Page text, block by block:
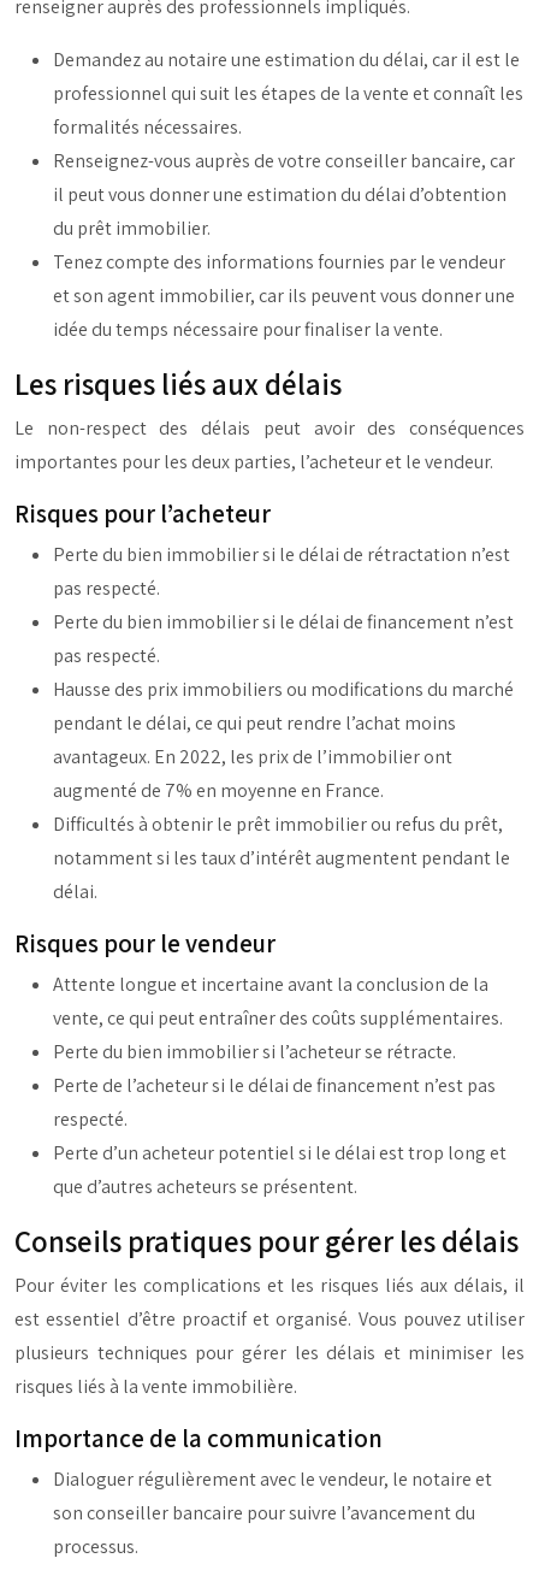
renseigner auprès des professionnels impliqués.
Demandez au notaire une estimation du délai, car il est le
professionnel qui suit les étapes de la vente et connaît les
formalités nécessaires.
Renseignez-vous auprès de votre conseiller bancaire, car
il peut vous donner une estimation du délai d’obtention
du prêt immobilier.
Tenez compte des informations fournies par le vendeur
et son agent immobilier, car ils peuvent vous donner une
idée du temps nécessaire pour finaliser la vente.
Les risques liés aux délais
Le non-respect des délais peut avoir des conséquences
importantes pour les deux parties, l’acheteur et le vendeur.
Risques pour l’acheteur
Perte du bien immobilier si le délai de rétractation n’est
pas respecté.
Perte du bien immobilier si le délai de financement n’est
pas respecté.
Hausse des prix immobiliers ou modifications du marché
pendant le délai, ce qui peut rendre l’achat moins
avantageux. En 2022, les prix de l’immobilier ont
augmenté de 7% en moyenne en France.
Difficultés à obtenir le prêt immobilier ou refus du prêt,
notamment si les taux d’intérêt augmentent pendant le
délai.
Risques pour le vendeur
Attente longue et incertaine avant la conclusion de la
vente, ce qui peut entraîner des coûts supplémentaires.
Perte du bien immobilier si l’acheteur se rétracte.
Perte de l’acheteur si le délai de financement n’est pas
respecté.
Perte d’un acheteur potentiel si le délai est trop long et
que d’autres acheteurs se présentent.
Conseils pratiques pour gérer les délais
Pour éviter les complications et les risques liés aux délais, il
est essentiel d’être proactif et organisé. Vous pouvez utiliser
plusieurs techniques pour gérer les délais et minimiser les
risques liés à la vente immobilière.
Importance de la communication
Dialoguer régulièrement avec le vendeur, le notaire et
son conseiller bancaire pour suivre l’avancement du
processus.